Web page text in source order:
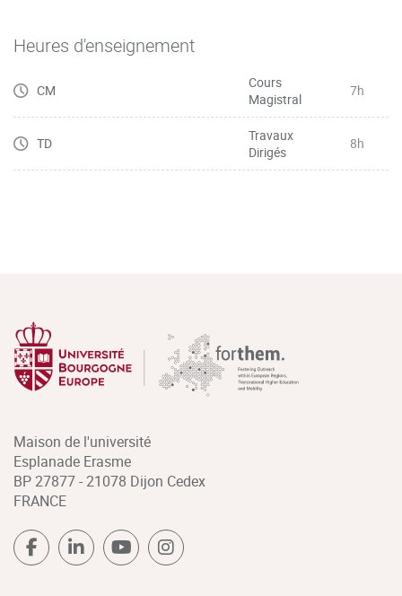
Heures d'enseignement
CM
Cours
Magistral
7h
TD
Travaux
Dirigés
8h
Maison de l'université
Esplanade Erasme
BP 27877 - 21078 Dijon Cedex
FRANCE